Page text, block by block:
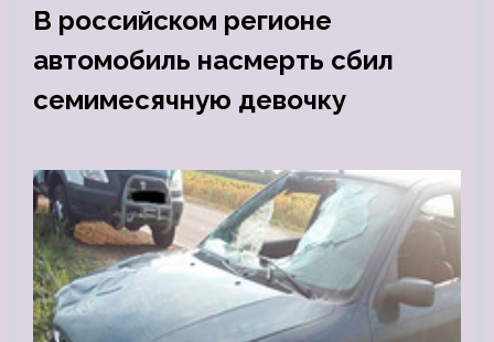
В российском регионе
автомобиль насмерть сбил
семимесячную девочку